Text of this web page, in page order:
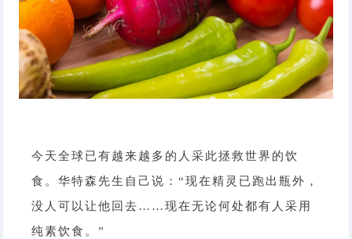
今天全球已有越来越多的人采此拯救世界的饮
食。华特森先生自己说：“现在精灵已跑出瓶外，
没人可以让他回去……现在无论何处都有人采用
纯素饮食。”